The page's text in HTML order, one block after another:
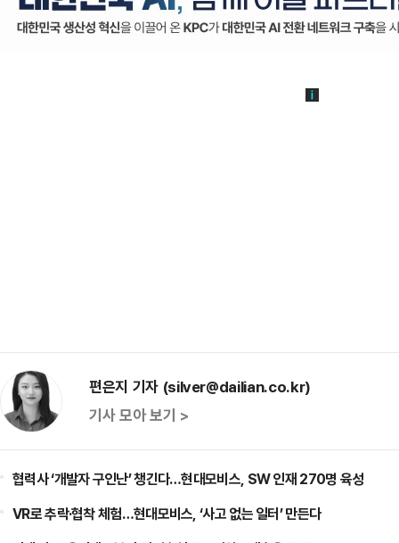
편은지 기자 (silver@dailian.co.kr)
기사 모아 보기 >
협력사 ‘개발자 구인난’ 챙긴다…현대모비스, SW 인재 270명 육성
VR로 추락·협착 체험…현대모비스, ‘사고 없는 일터’ 만든다